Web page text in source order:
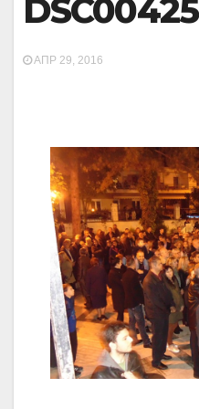
DSC00425
ΑΠΡ 29, 2016